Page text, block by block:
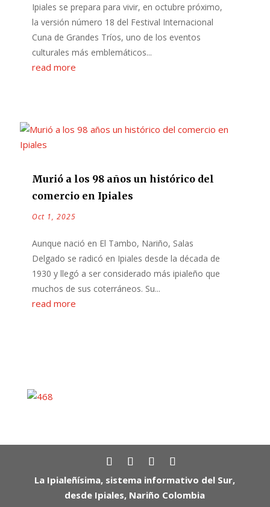
Ipiales se prepara para vivir, en octubre próximo,
la versión número 18 del Festival Internacional
Cuna de Grandes Tríos, uno de los eventos
culturales más emblemáticos...
read more
Murió a los 98 años un histórico del
comercio en Ipiales
Oct 1, 2025
Aunque nació en El Tambo, Nariño, Salas
Delgado se radicó en Ipiales desde la década de
1930 y llegó a ser considerado más ipialeño que
muchos de sus coterráneos. Su...
read more
La Ipialeñísima, sistema informativo del Sur,
desde Ipiales, Nariño Colombia